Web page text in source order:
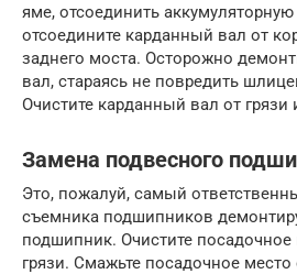
яме, отсоединить
отсоедините карданный вал от
заднего моста. Осторожно
вал, стараясь не повредить
Очистите карданный вал от грязи
Замена подвесного
Это, пожалуй, самый
съемника подшипников
подшипник. Очистите
грязи. Смажьте посадочное